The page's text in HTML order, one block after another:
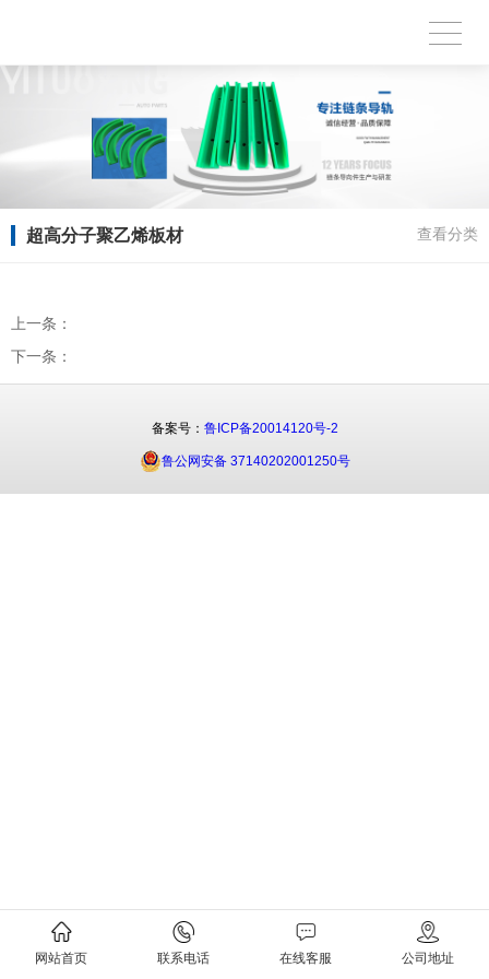
超高分子聚乙烯板材 查看分类
上一条：
下一条：
网站首页 联系电话 在线客服 公司地址
备案号： 鲁ICP备20014120号-2
鲁公网安备 37140202001250号